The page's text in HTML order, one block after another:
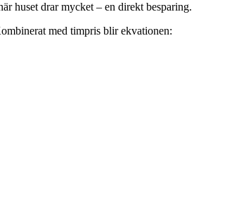
huset drar mycket – en direkt besparing.
med timpris blir ekvationen: